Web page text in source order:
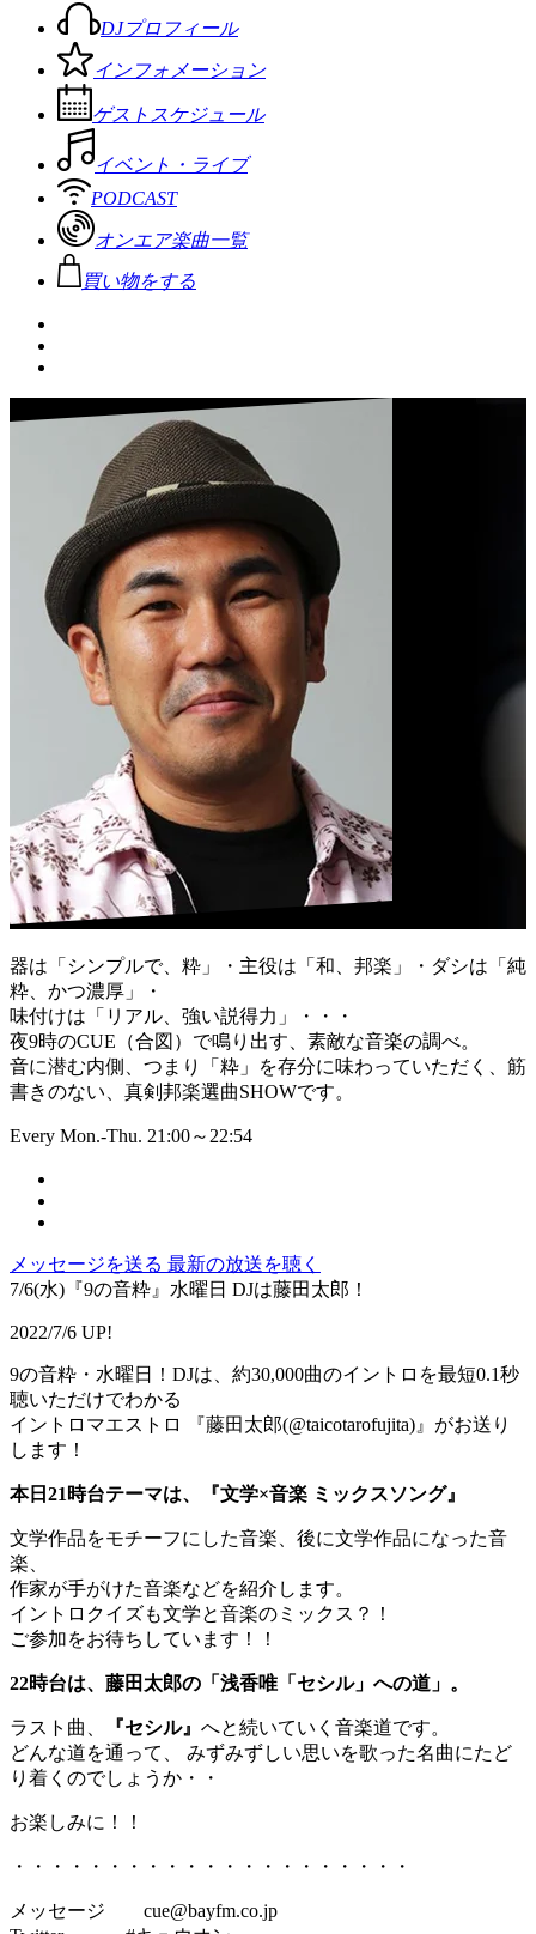
DJプロフィール
インフォメーション
ゲストスケジュール
イベント・ライブ
PODCAST
オンエア楽曲一覧
買い物をする
器は「シンプルで、粋」・主役は「和、邦楽」・ダシは「純
粋、かつ濃厚」・
味付けは「リアル、強い説得力」・・・
夜9時のCUE（合図）で鳴り出す、素敵な音楽の調べ。
音に潜む内側、つまり「粋」を存分に味わっていただく、筋
書きのない、真剣邦楽選曲SHOWです。
Every Mon.-Thu. 21:00～22:54
メッセージを送る 最新の放送を聴く
7/6(水)『9の音粋』水曜日 DJは藤田太郎！
2022/7/6 UP!
9の音粋・水曜日！DJは、約30,000曲のイントロを最短0.1秒
聴いただけでわかる
イントロマエストロ 『藤田太郎(@taicotarofujita)』がお送り
します！
本日21時台テーマは、『文学×音楽 ミックスソング』
文学作品をモチーフにした音楽、後に文学作品になった音
楽、
作家が手がけた音楽などを紹介します。
イントロクイズも文学と音楽のミックス？！
ご参加をお待ちしています！！
22時台は、藤田太郎の「浅香唯「セシル」への道」。
ラスト曲、 『セシル』 へと続いていく音楽道です。
どんな道を通って、 みずみずしい思いを歌った名曲にたど
り着くのでしょうか・・
お楽しみに！！
・・・・・・・・・・・・・・・・・・・・・
メッセージ cue@bayfm.co.jp